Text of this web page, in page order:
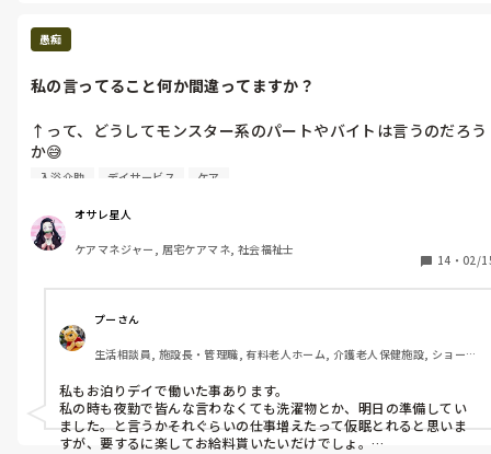
いや〜😆✨忙しい中でも、こんなに熱血指導してくれるとは、良
のケアマネになれるように、修行頑張ります！！
愚痴
私の言ってること何か間違ってますか？
↑って、どうしてモンスター系のパートやバイトは言うのだろう
か😅
オサレ星人はまた夜勤者とトラブりました💦
うちの事業所は、24時間365日お泊まり付きデイサービスなの
夜勤者は、日中の勤務者の負担を軽減するよう、色んな下準備を
しておくのも仕事というか、暗黙の了解でそうはなっているので
すが。
日勤も夜勤も両方行う社員やパートは、日勤者がどこまでやって
おいてほしいか、どんな下準備をしておいて欲しいか、よく分か
るんですが。そうではない夜勤専従の人もいるわけでありまし
入浴介助 デイサービス ケア
オサレ星人
ケアマネジャー, 居宅ケアマネ, 社会福祉士
14 ・ 02/
プーさん
生活相談員, 施設長・管理職, 有料老人ホーム, 介護老人保健施設, ショート
私もお泊りデイで働いた事あります。
私の時も夜勤で皆んな言わなくても洗濯物とか、明日の準備してい
ました。と言うかそれぐらいの仕事増えたって仮眠とれると思いま
すが、要するに楽してお給料貰いたいだけでしょ。